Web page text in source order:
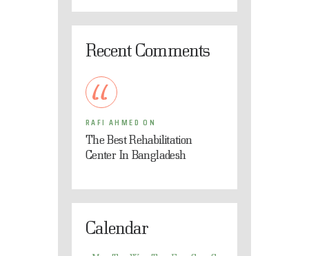
Recent Comments
RAFI AHMED ON
The Best Rehabilitation
Center In Bangladesh
Calendar